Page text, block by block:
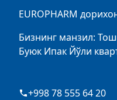
EUROPHARM
Бизнинг манзил:
Буюк Ипак Йўли
+998 78 555 64 20